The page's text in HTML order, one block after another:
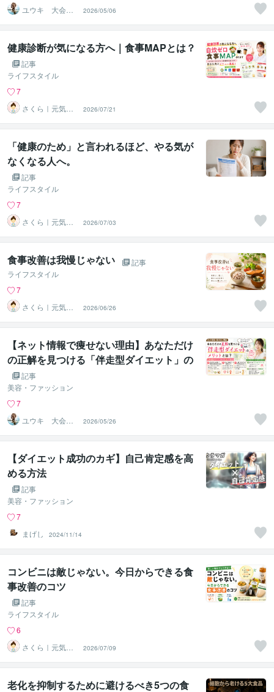
ユウキ 大会優
勝トレーナー×元
教員
2026/05/06
健康診断が気になる方へ｜食事MAPとは？
記事
ライフスタイル
7
さくら｜元気に
働きたい人を応
援
2026/07/21
「健康のため」と言われるほど、やる気が
なくなる人へ。
記事
ライフスタイル
7
さくら｜元気に
働きたい人を応
援
2026/07/03
食事改善は我慢じゃない
記事
ライフスタイル
7
さくら｜元気に
働きたい人を応
援
2026/06/26
【ネット情報で痩せない理由】あなただけ
の正解を見つける「伴走型ダイエット」の
メリットとは？
記事
美容・ファッション
7
ユウキ 大会優
勝トレーナー×元
教員
2026/05/26
【ダイエット成功のカギ】自己肯定感を高
める方法
記事
美容・ファッション
7
まげし
2024/11/14
コンビニは敵じゃない。今日からできる食
事改善のコツ
記事
ライフスタイル
6
さくら｜元気に
働きたい人を応
援
2026/07/09
老化を抑制するために避けるべき5つの食